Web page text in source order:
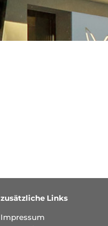
zusätzliche Links
Impressum